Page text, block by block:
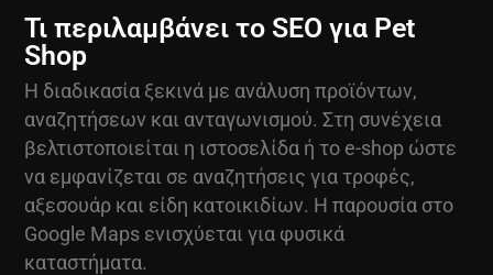
Τι περιλαμβάνει το SEO για Pet
Shop
Η διαδικασία ξεκινά με ανάλυση προϊόντων,
αναζητήσεων και ανταγωνισμού. Στη συνέχεια
βελτιστοποιείται η ιστοσελίδα ή το e-shop ώστε
να εμφανίζεται σε αναζητήσεις για τροφές,
αξεσουάρ και είδη κατοικιδίων. Η παρουσία στο
Google Maps ενισχύεται για φυσικά
καταστήματα.